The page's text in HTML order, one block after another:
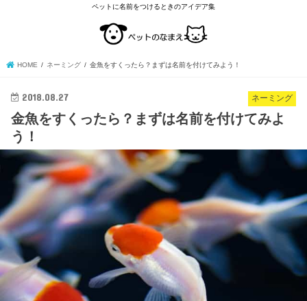
ペットに名前をつけるときのアイデア集
HOME ネーミング 金魚をすくったら？まずは名前を付けてみよう！
ネーミング
2018.08.27
金魚をすくったら？まずは名前を付けてみよ
う！